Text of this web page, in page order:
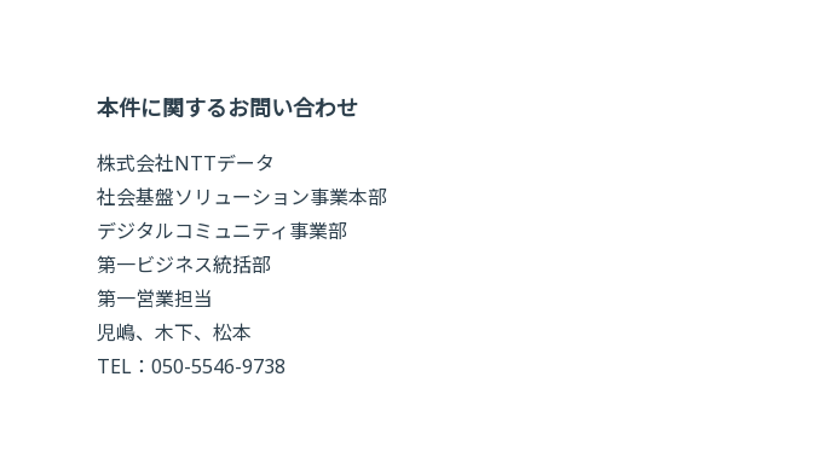
本件に関するお問い合わせ
株式会社NTTデータ
社会基盤ソリューション事業本部
デジタルコミュニティ事業部
第一ビジネス統括部
第一営業担当
児嶋、木下、松本
TEL：050-5546-9738